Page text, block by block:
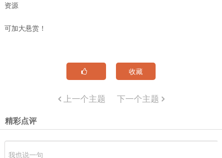
资源
可加大悬赏！
收藏
上一个主题 下一个主题
精彩点评